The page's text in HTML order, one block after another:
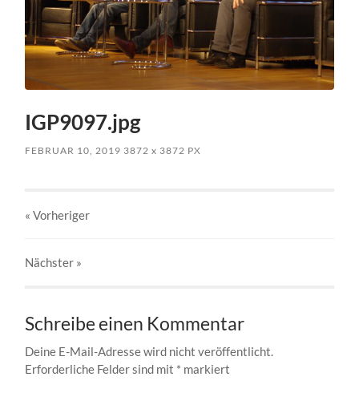
IGP9097.jpg
FEBRUAR 10, 2019 3872x 3872 PX
« Vorheriger
Nächster »
Schreibe einen Kommentar
Deine E-Mail-Adresse wird nicht veröffentlicht.
Erforderliche Felder sind mit * markiert